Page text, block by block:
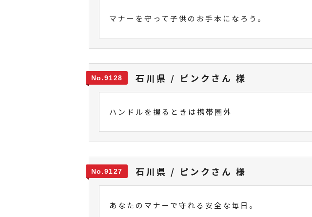
マナーを守って子供のお手本になろう。
9128 石川県 / ピンクさん 様
ハンドルを握るときは携帯圏外
9127 石川県 / ピンクさん 様
あなたのマナーで守れる安全な毎日。